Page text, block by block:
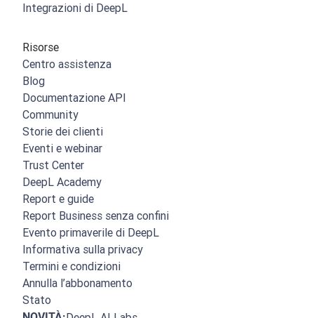
Integrazioni di DeepL
Risorse
Centro assistenza
Blog
Documentazione API
Community
Storie dei clienti
Eventi e webinar
Trust Center
DeepL Academy
Report e guide
Report Business senza confini
Evento primaverile di DeepL
Informativa sulla privacy
Termini e condizioni
Annulla l’abbonamento
Stato